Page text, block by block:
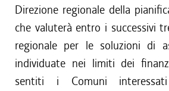
Direzione regionale della
che valuterà entro i successivi
regionale per le soluzioni di
individuate nei limiti dei
sentiti i Comuni